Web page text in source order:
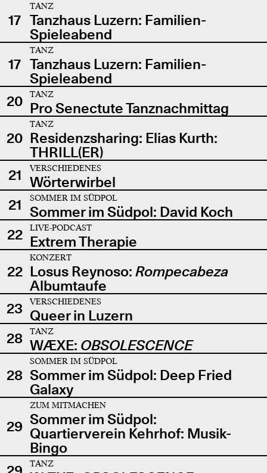
17
TANZ
Tanzhaus Luzern: Familien-
Spieleabend
17
TANZ
Tanzhaus Luzern: Familien-
Spieleabend
20
TANZ
Pro Senectute Tanznachmittag
20
TANZ
Residenzsharing: Elias Kurth:
THRILL(ER)
21
VERSCHIEDENES
Wörterwirbel
21
SOMMER IM SÜDPOL
Sommer im Südpol: David Koch
22
LIVE-PODCAST
Extrem Therapie
22
KONZERT
Losus Reynoso: Rompecabeza
Albumtaufe
23
VERSCHIEDENES
Queer in Luzern
28
TANZ
WÆXE: OBSOLESCENCE
28
SOMMER IM SÜDPOL
Sommer im Südpol: Deep Fried
Galaxy
29
ZUM MITMACHEN
Sommer im Südpol:
Quartierverein Kehrhof: Musik-
Bingo
TANZ